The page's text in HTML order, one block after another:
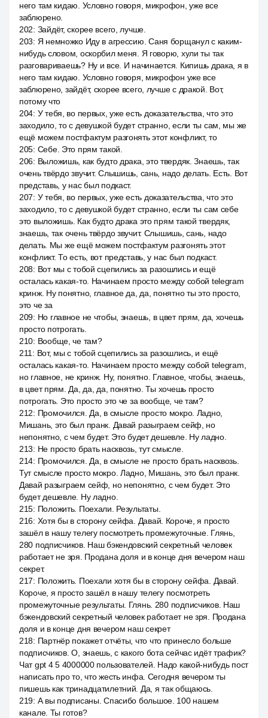
него там кидаю. Условно говоря, микрофон, уже все
заблюрено.
202: Зайдёт, скорее всего, лучше.
203: Я немножко Иду в агрессию. Саня борщанул с каким-
нибудь словом, оскорбил меня. Я говорю, хули ты так
разговариваешь? Ну и все. И начинается. Кипишь драка, я в
него там кидаю. Условно говоря, микрофон уже все
заблюрено, зайдёт, скорее всего, лучше с дракой. Вот,
потому что
204: У тебя, во первых, уже есть доказательства, что это
заходило, то с девушкой будет странно, если ты сам, мы же
ещё можем постфактум разгонять этот конфликт, то
205: Себе. Это прям такой.
206: Выложишь, как будто драка, это твердяк. Знаешь, так
очень твёрдо звучит. Слышишь, сань, надо делать. Есть. Вот
представь, у нас был подкаст.
207: У тебя, во первых, уже есть доказательства, что это
заходило, то с девушкой будет странно, если ты сам себе
это выложишь. Как будто драка это прям такой твердяк,
знаешь, так очень твёрдо звучит. Слышишь, сань, надо
делать. Мы же ещё можем постфактум разгонять этот
конфликт. То есть, вот представь, у нас был подкаст.
208: Вот мы с тобой сцепились за разошлись и ещё
осталась какая-то. Начинаем просто между собой telegram
кринж. Ну понятно, главное да, да, понятно ты это просто,
это че за
209: Но главное не чтобы, знаешь, в цвет прям, да, хочешь
просто потрогать.
210: Вообще, че там?
211 : Вот, мы с тобой сцепились за разошлись, и ещё
осталась какая-то. Начинаем просто между собой telegram,
но главное, не кринж. Ну, понятно. Главное, чтобы, знаешь,
в цвет прям. Да, да, да, понятно. Ты хочешь просто
потрогать. Это просто это че за вообще, че там?
212: Промочился. Да, в смысле просто мокро. Ладно,
Мишань, это был пранк. Давай разыграем сейф, но
непонятно, с чем будет. Это будет дешевле. Ну ладно.
213: Не просто брать насквозь, тут смысле.
214: Промочился. Да, в смысле не просто брать насквозь.
Тут смысле просто мокро. Ладно, Мишань, это был пранк.
Давай разыграем сейф, но непонятно, с чем будет. Это
будет дешевле. Ну ладно.
215: Положить. Поехали. Результаты.
216: Хотя бы в сторону сейфа. Давай. Короче, я просто
зашёл в нашу телегу посмотреть промежуточные. Глянь,
280 подписчиков. Наш бэкендовский секретный человек
работает не зря. Продана доля и в конце дня вечером наш
секрет.
217: Положить. Поехали хотя бы в сторону сейфа. Давай.
Короче, я просто зашёл в нашу телегу посмотреть
промежуточные результаты. Глянь. 280 подписчиков. Наш
бэкендовский секретный человек работает не зря. Продана
доля и в конце дня вечером наш секрет
218: Партнёр покажет отчёты, что что принесло больше
подписчиков. О, знаешь, с какого бота сейчас идёт трафик?
Чат gpt 4 5 4000000 пользователей. Надо какой-нибудь пост
написать про то, что жесть инфа. Сегодня вечером ты
пишешь как тринадцатилетний. Да, я так общаюсь.
219: А вы подписаны. Спасибо большое. 100 нашем
канале. Ты готов?